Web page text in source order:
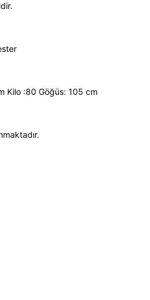
Kilo :80 Göğüs: 105 cm